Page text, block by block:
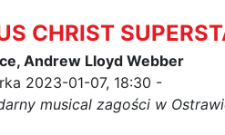
CHRIST
Andrew Lloyd Webber
2023-01-07, 18:30 -
musical zagości w